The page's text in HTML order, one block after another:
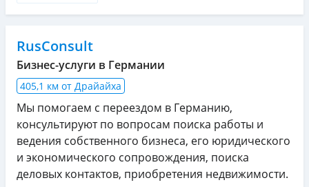
RusConsult
Бизнес-услуги в Германии
405,1 км от Драйайха
Мы помогаем с переездом в Германию,
консультируют по вопросам поиска работы и
ведения собственного бизнеса, его юридического
и экономического сопровождения, поиска
деловых контактов, приобретения недвижимости.